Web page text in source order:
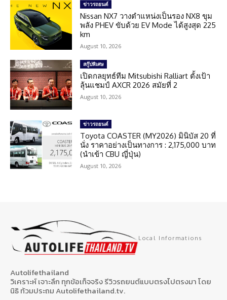
ข่าวรถยนต์
Nissan NX7 วางตำแหน่งเป็นรอง NX8 ขุม
พลัง PHEV ขับด้วย EV Mode ได้สูงสุด 225
km
August 10, 2026
สกู๊ปพิเศษ
เปิดกลยุทธ์ทีม Mitsubishi Ralliart ตั้งเป้า
ลุ้นแชมป์ AXCR 2026 สมัยที่ 2
August 10, 2026
ข่าวรถยนต์
Toyota COASTER (MY2026) มินิบัส 20 ที่
นั่ง ราคาอย่างเป็นทางการ : 2,175,000 บาท
(นำเข้า CBU ญี่ปุ่น)
August 10, 2026
Local Informations
Autolifethailand
วิเคราะห์ เจาะลึก ทุกข้อเท็จจริง รีวิวรถยนต์แบบตรงไปตรงมา โดย
นิธิ ท้วมประถม Autolifethailand.tv.